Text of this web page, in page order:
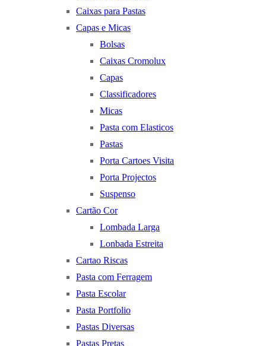
Caixas para Pastas
Capas e Micas
Bolsas
Caixas Cromolux
Capas
Classificadores
Micas
Pasta com Elasticos
Pastas
Porta Cartoes Visita
Porta Projectos
Suspenso
Cartão Cor
Lombada Larga
Lonbada Estreita
Cartao Riscas
Pasta com Ferragem
Pasta Escolar
Pasta Portfolio
Pastas Diversas
Pastas Pretas